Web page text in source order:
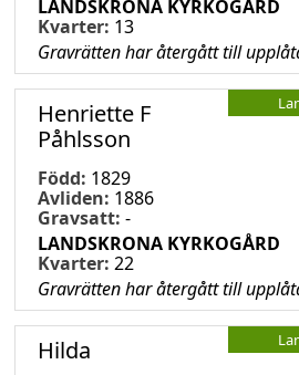
LANDSKRONA KYRKOGÅRD
Kvarter: 13
Gravrätten har återgått till
Henriette F
Påhlsson
Född: 1829
Avliden: 1886
Gravsatt: -
LANDSKRONA KYRKOGÅRD
Kvarter: 22
Gravrätten har återgått till
Hilda